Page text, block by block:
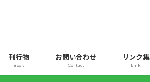
刊行物
Book
お問い合わせ
Contact
リンク集
Link